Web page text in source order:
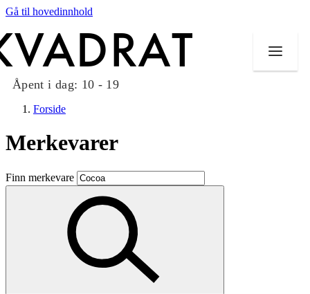
Gå til hovedinnhold
Åpent i dag: 10 - 19
Butikker
Mat og drikke
Taket på Kvadrat
Aktiviteter
Forside
Merkevarer
Finn merkevare